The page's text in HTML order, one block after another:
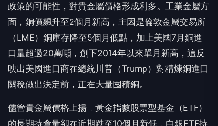
政策的可能性，對貴金屬價格形成利多。工業金屬方
面，銅價飆升至2個月新高，主因是倫敦金屬交易所
（LME）銅庫存降至5個月低點，加上美國7月銅進
口量超過20萬噸，創下2014年以來單月新高，這反
映出美國進口商在總統川普（Trump）對精煉銅進口
關稅做出決定前，正在大量囤積銅。
儘管貴金屬價格上揚，黃金指數股票型基金（ETF）
的長期持倉量卻在近期跌至10個月新低，白銀ETF持